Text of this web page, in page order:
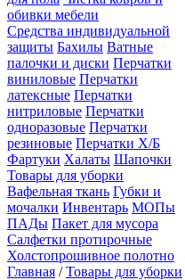
обивки мебели
Средства индивидуальной
защиты Бахилы Ватные
палочки и диски Перчатки
виниловые Перчатки
латексные Перчатки
нитриловые Перчатки
одноразовые Перчатки
резиновые Перчатки Х/Б
Фартуки Халаты Шапочки
Товары для уборки
Вафельная ткань Губки и
мочалки Инвентарь МОПы
ПАДы Пакет для мусора
Салфетки протирочные
Холстопрошивное полотно
Главная /Товары для уборки